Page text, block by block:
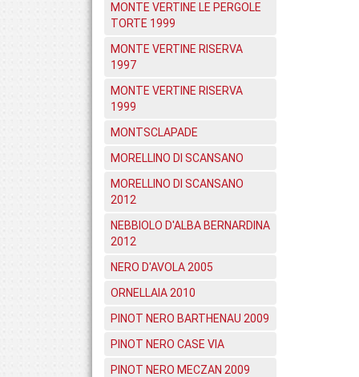
MONTE VERTINE LE PERGOLE
TORTE 1999
MONTE VERTINE RISERVA
1997
MONTE VERTINE RISERVA
1999
MONTSCLAPADE
MORELLINO DI SCANSANO
MORELLINO DI SCANSANO
2012
NEBBIOLO D'ALBA BERNARDINA
2012
NERO D'AVOLA 2005
ORNELLAIA 2010
PINOT NERO BARTHENAU 2009
PINOT NERO CASE VIA
PINOT NERO MECZAN 2009